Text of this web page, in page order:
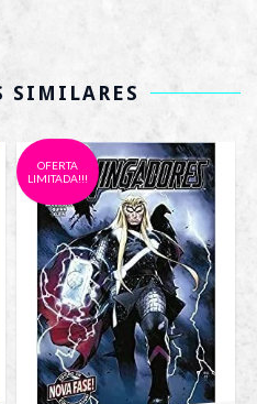
SIMILARES
OFERTA
LIMITADA!!!